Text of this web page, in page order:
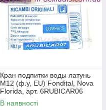
Кран подпитки воды латунь
М12 (ф.у, EU) Fondital, Nova
Florida, арт. 6RUBICAR06
(07), к.з. 0390/3
В наявності